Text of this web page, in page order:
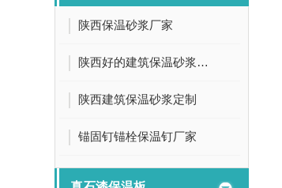
陕西保温砂浆厂家
陕西好的建筑保温砂浆定制
陕西建筑保温砂浆定制
锚固钉锚栓保温钉厂家